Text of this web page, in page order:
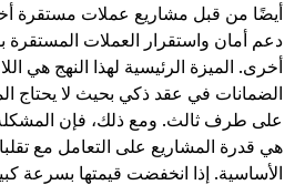
من قبل مشاريع عملات مستقرة أخرى.
أمان واستقرار العملات المستقرة
الميزة الرئيسية لهذا النهج هي
في عقد ذكي بحيث لا يحتاج
طرف ثالث. ومع ذلك، فإن المشكلة
قدرة المشاريع على التعامل مع تقلبات
إذا انخفضت قيمتها بسرعة